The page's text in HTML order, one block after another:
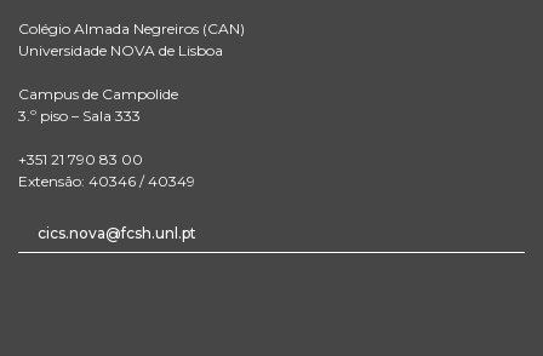
Colégio Almada Negreiros (CAN)
Universidade NOVA de Lisboa
Campus de Campolide
3.º piso – Sala 333
+351 21 790 83 00
Extensão: 40346 / 40349
cics.nova@fcsh.unl.pt